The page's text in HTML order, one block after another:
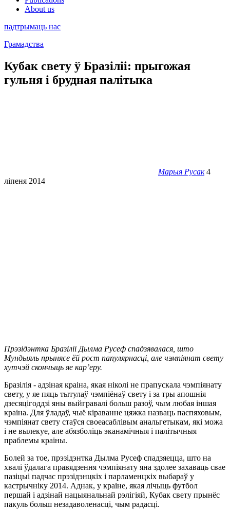
About us
падтрымаць нас
Грамадства
Кубак свету ў Бразіліі: прыгожая
гульня і брудная палітыка
Марыя Русак 4
ліпеня 2014
Прэзідэнтка Бразіліі Дылма Русеф спадзявалася, што
Мундыяль прынясе ёй рост папулярнасці, але чэмпіянат свету
хутчэй скончыць яе кар’еру.
Бразілія ‑ адзіная краіна, якая ніколі не прапускала чэмпіянату
свету, у яе пяць тытулаў чэмпіёнаў свету і за тры апошнія
дзесяцігоддзі яны выйгравалі больш разоў, чым любая іншая
краіна. Для ўладаў, чыё кіраванне цяжка назваць паспяховым,
чэмпіянат свету стаўся своеасаблівым анальгетыкам, які можа
і не вылекуе, але абязболіць эканамічныя і палітычныя
праблемы краіны.
Болей за тое, прэзідэнтка Дылма Русеф спадзяецца, што на
хвалі ўдалага правядзення чэмпіянату яна здолее захаваць свае
пазіцыі падчас прэзідэнцкіх і парламенцкіх выбараў у
кастрычніку 2014. Аднак, у краіне, якая лічыць футбол
першай і адзінай нацыянальнай рэлігіяй, Кубак свету прынёс
пакуль больш незадаволенасці, чым радасці.